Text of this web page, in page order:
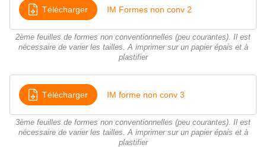
Télécharger IM Formes non conv 2
2ème feuilles de formes non conventionnelles (peu courantes). Il est
nécessaire de varier les tailles. A imprimer sur un papier épais et à
plastifier
Télécharger IM forme non conv 3
3ème feuilles de formes non conventionnelles (peu courantes). Il est
nécessaire de varier les tailles. A imprimer sur un papier épais et à
plastifier